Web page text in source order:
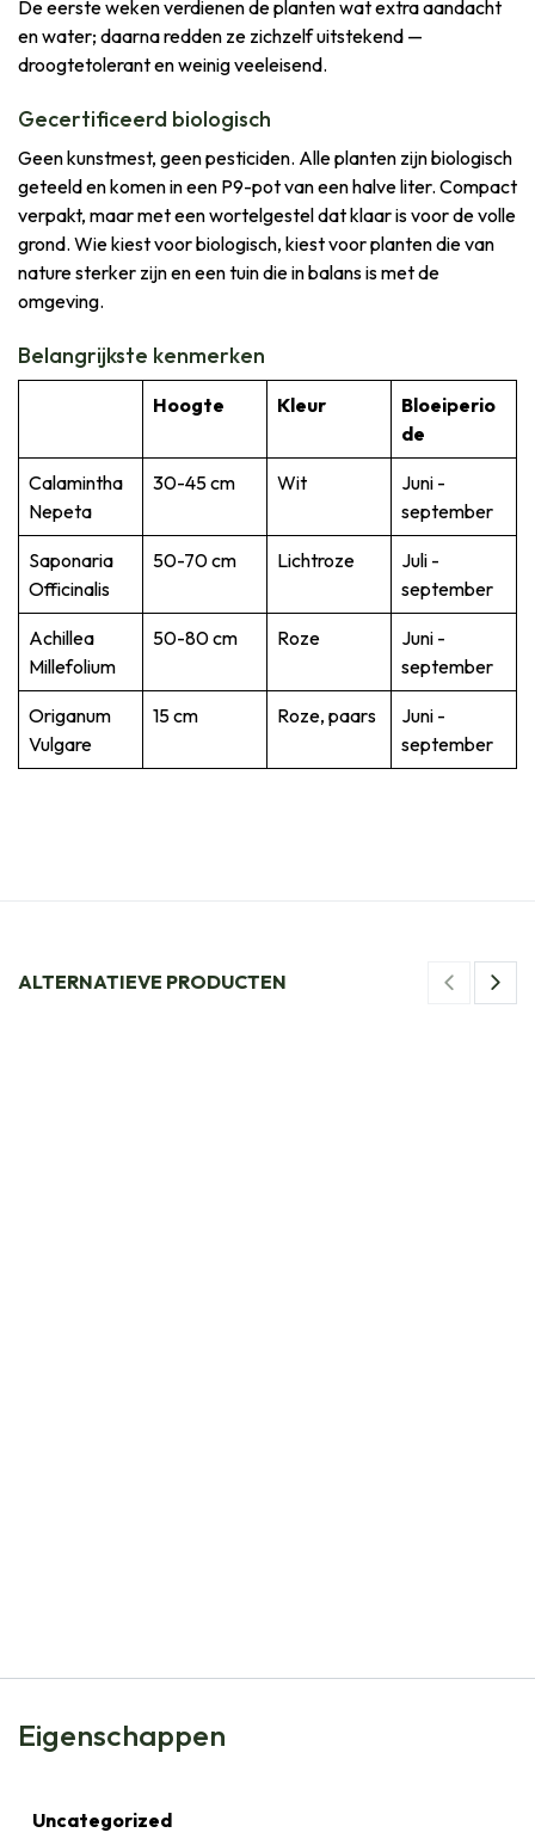
De eerste weken verdienen de planten wat extra aandacht
en water; daarna redden ze zichzelf uitstekend —
droogtetolerant en weinig veeleisend.
Gecertificeerd biologisch
Geen kunstmest, geen pesticiden. Alle planten zijn biologisch
geteeld en komen in een P9-pot van een halve liter. Compact
verpakt, maar met een wortelgestel dat klaar is voor de volle
grond. Wie kiest voor biologisch, kiest voor planten die van
nature sterker zijn en een tuin die in balans is met de
omgeving.
Belangrijkste kenmerken
Hoogte Kleur
Bloeiperio
de
Calamintha
Nepeta
30-45 cm Wit
Juni -
september
Saponaria
Officinalis
50-70 cm Lichtroze
Juli -
september
Achillea
Millefolium
50-80 cm Roze
Juni -
september
Origanum
Vulgare
15 cm Roze, paars
Juni -
september
ALTERNATIEVE PRODUCTEN
Eigenschappen
Uncategorized